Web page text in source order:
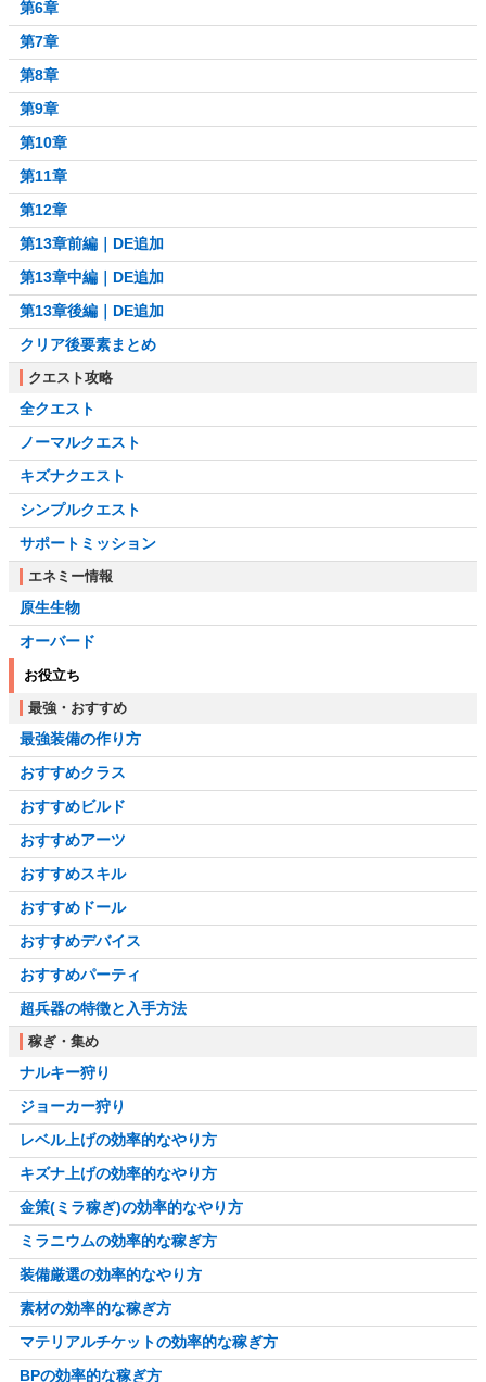
第6章
第7章
第8章
第9章
第10章
第11章
第12章
第13章前編｜DE追加
第13章中編｜DE追加
第13章後編｜DE追加
クリア後要素まとめ
クエスト攻略
全クエスト
ノーマルクエスト
キズナクエスト
シンプルクエスト
サポートミッション
エネミー情報
原生生物
オーバード
お役立ち
最強・おすすめ
最強装備の作り方
おすすめクラス
おすすめビルド
おすすめアーツ
おすすめスキル
おすすめドール
おすすめデバイス
おすすめパーティ
超兵器の特徴と入手方法
稼ぎ・集め
ナルキー狩り
ジョーカー狩り
レベル上げの効率的なやり方
キズナ上げの効率的なやり方
金策(ミラ稼ぎ)の効率的なやり方
ミラニウムの効率的な稼ぎ方
装備厳選の効率的なやり方
素材の効率的な稼ぎ方
マテリアルチケットの効率的な稼ぎ方
BPの効率的な稼ぎ方